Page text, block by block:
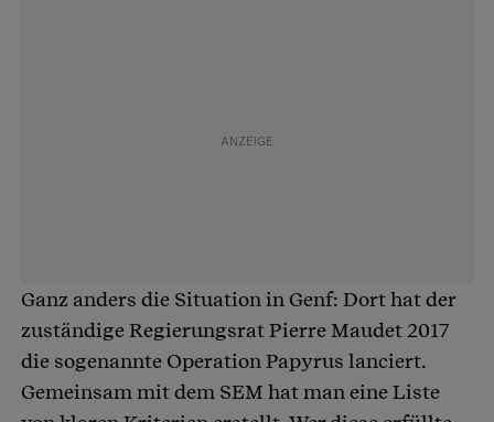
Ganz anders die Situation in Genf: Dort hat der
zuständige Regierungsrat Pierre Maudet 2017
die sogenannte Operation Papyrus lanciert.
Gemeinsam mit dem SEM hat man eine Liste